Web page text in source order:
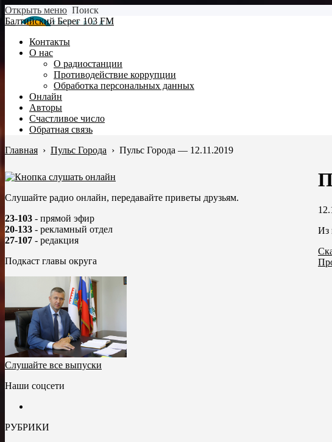
Открыть меню Поиск
Балтийский Берег 103 FM
Контакты
О нас
О радиостанции
Противодействие коррупции
Обработка персональных данных
Онлайн
Авторы
Счастливое число
Обратная связь
Главная › Пульс Города › Пульс Города — 12.11.2019
Из
Слушайте радио онлайн, передавайте приветы друзьям.
23-103 - прямой эфир
20-133 - рекламный отдел
27-107 - редакция
Подкаст главы округа
Слушайте все выпуски
Наши соцсети
РУБРИКИ